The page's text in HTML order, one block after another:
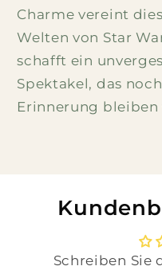
Charme vereint
Welten von Star
schafft ein
Spektakel, das
Erinnerung bleiben
Schreiben Sie